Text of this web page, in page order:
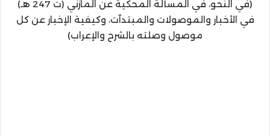
(في النحو، في المسألة المحكية عن المازني (ت 247 هـ)
في الأخبار والموصولات والمبتدآت، وكيفية الإخبار عن كل
موصول وصلته بالشرح والإعراب)